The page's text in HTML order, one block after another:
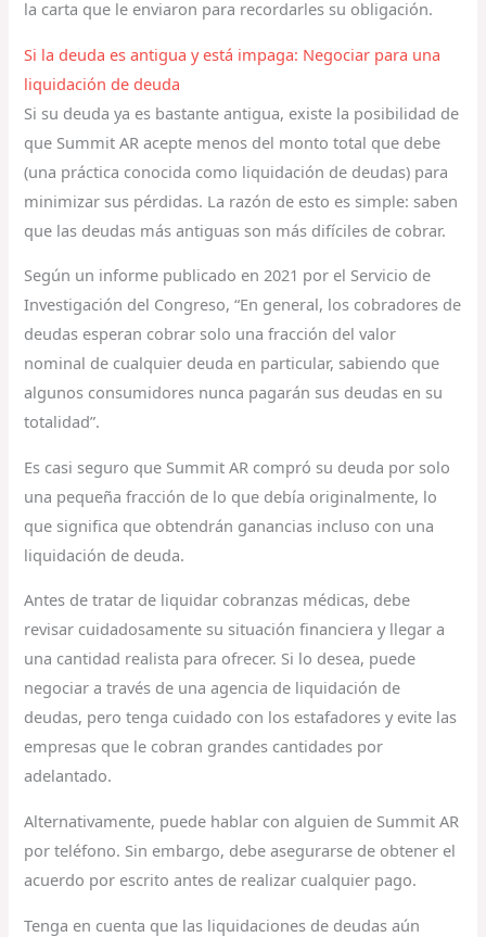
la carta que le enviaron para recordarles su obligación.
Si la deuda es antigua y está impaga: Negociar para una
liquidación de deuda
Si su deuda ya es bastante antigua, existe la posibilidad de
que Summit AR acepte menos del monto total que debe
(una práctica conocida como liquidación de deudas) para
minimizar sus pérdidas. La razón de esto es simple: saben
que las deudas más antiguas son más difíciles de cobrar.
Según un informe publicado en 2021 por el Servicio de
Investigación del Congreso, “En general, los cobradores de
deudas esperan cobrar solo una fracción del valor
nominal de cualquier deuda en particular, sabiendo que
algunos consumidores nunca pagarán sus deudas en su
totalidad”.
Es casi seguro que Summit AR compró su deuda por solo
una pequeña fracción de lo que debía originalmente, lo
que significa que obtendrán ganancias incluso con una
liquidación de deuda.
Antes de tratar de liquidar cobranzas médicas, debe
revisar cuidadosamente su situación financiera y llegar a
una cantidad realista para ofrecer. Si lo desea, puede
negociar a través de una agencia de liquidación de
deudas, pero tenga cuidado con los estafadores y evite las
empresas que le cobran grandes cantidades por
adelantado.
Alternativamente, puede hablar con alguien de Summit AR
por teléfono. Sin embargo, debe asegurarse de obtener el
acuerdo por escrito antes de realizar cualquier pago.
Tenga en cuenta que las liquidaciones de deudas aún